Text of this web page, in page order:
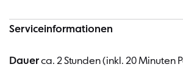
Serviceinformationen
Dauerca. 2 Stunden (inkl. 20 Minuten